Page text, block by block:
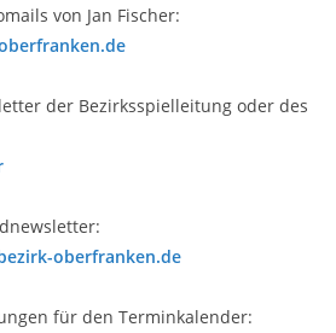
von Jan Fischer:
der Bezirksspielleitung oder des
oberfranken.de
für den Terminkalender: